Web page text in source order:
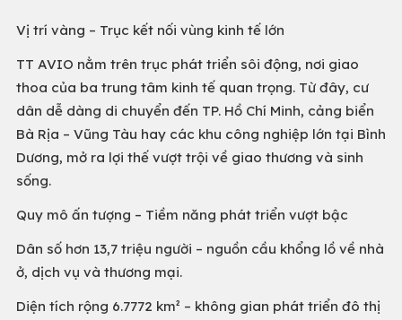
Vị trí vàng – Trục kết nối vùng kinh tế lớn
TT AVIO nằm trên trục phát triển sôi động, nơi giao
thoa của ba trung tâm kinh tế quan trọng. Từ đây, cư
dân dễ dàng di chuyển đến TP. Hồ Chí Minh, cảng biển
Bà Rịa – Vũng Tàu hay các khu công nghiệp lớn tại Bình
Dương, mở ra lợi thế vượt trội về giao thương và sinh
sống.
Quy mô ấn tượng – Tiềm năng phát triển vượt bậc
Dân số hơn 13,7 triệu người – nguồn cầu khổng lồ về nhà
ở, dịch vụ và thương mại.
Diện tích rộng 6.7772 km² – không gian phát triển đô thị